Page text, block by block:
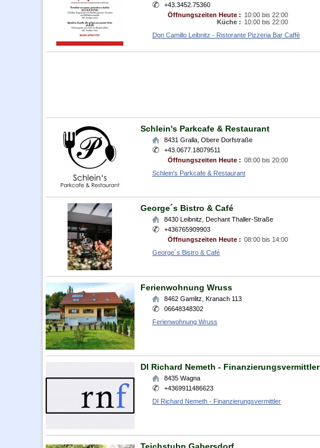
+43.3452.75360
Öffnungszeiten Heute : 10:00 bis 22:00
Küche : 10:00 bis 22:00
Don Camillo Leibnitz - Ristorante Pizzeria Bar Caffè
Schlein's Parkcafe & Restaurant
8431 Gralla Obere Dorfstraße
+43.0677.18079511
Öffnungszeiten Heute : 08:00 bis 20:00
Schlein's Parkcafe & Restaurant
George´s Bistro & Café
8430 Leibnitz Dechant Thaller-Straße
+436765909903
Öffnungszeiten Heute : 08:00 bis 14:00
George´s Bistro & Café
Ferienwohnung Wruss
8462 Gamlitz Kranach 113
06648348302
Ferienwohnung Wruss
DI Richard Nemeth - Finanzierungsvermittler
8435 Wagna
+4369911486623
DI Richard Nemeth - Finanzierungsvermittler